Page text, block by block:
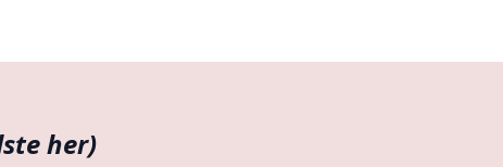
her)